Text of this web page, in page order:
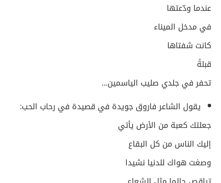
عندما ودّعتها
في مدخل الميناء
كانت شفتاها
قبلةً
تحفر في جلدي صليب الياسمين...
يقول الشاعر فاروق جويدة في قصيدة في رحاب الحب:
جعلتك كعبة من الأرض يأتي
إليك الناس من كل البقاع
وصغت هواك للدنيا نشيدا